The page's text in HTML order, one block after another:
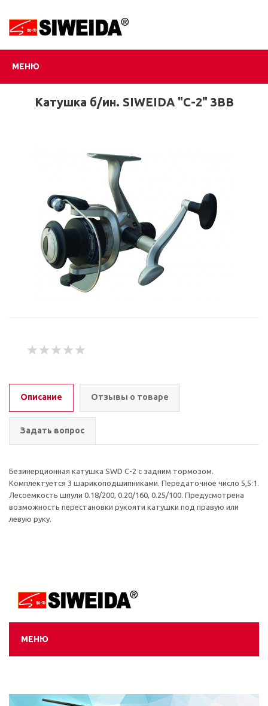
МЕНЮ
Катушка б/ин. SIWEIDA "C-2" 3BB
Описание Отзывы о товаре
Задать вопрос
Безинерционная катушка SWD С-2 с задним тормозом.
Комплектуется 3 шарикоподшипниками. Передаточное число 5,5:1.
Лесоемкость шпули 0.18/200, 0.20/160, 0.25/100. Предусмотрена
возможность перестановки рукояти катушки под правую или
левую руку.
МЕНЮ